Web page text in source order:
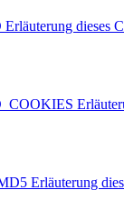
Erläuterung dieses
Erläuterung